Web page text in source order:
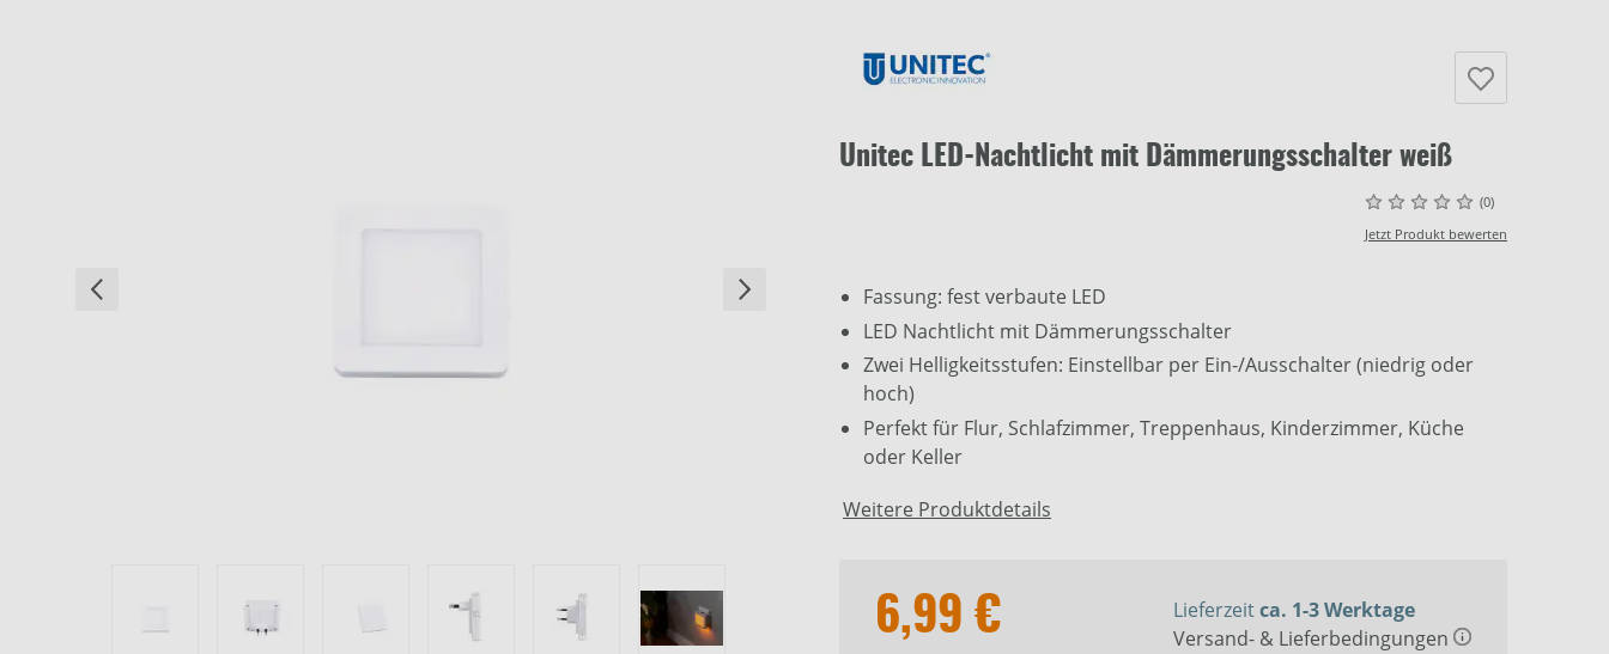
Unitec LED-Nachtlicht mit Dämmerungsschalter weiß
(0)
Jetzt Produkt bewerten
Fassung: fest verbaute LED
LED Nachtlicht mit Dämmerungsschalter
Zwei Helligkeitsstufen: Einstellbar per Ein-/Ausschalter (niedrig oder
hoch)
Perfekt für Flur, Schlafzimmer, Treppenhaus, Kinderzimmer, Küche
oder Keller
Weitere Produktdetails
6,99 € Lieferzeitca. 1-3 Werktage
Versand- & Lieferbedingungen